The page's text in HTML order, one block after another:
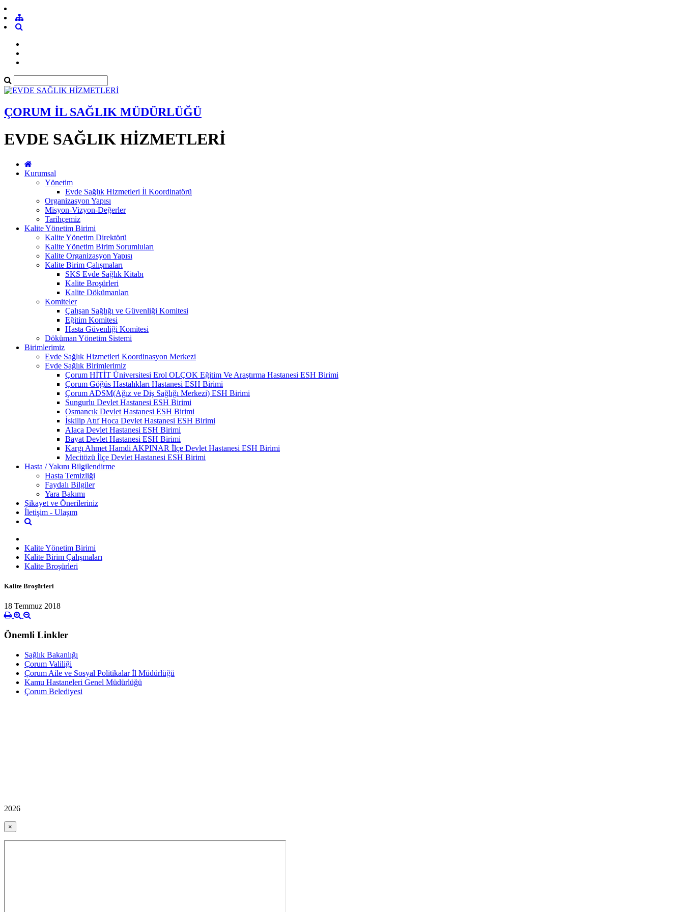
ÇORUM İL SAĞLIK MÜDÜRLÜĞÜ
EVDE SAĞLIK HİZMETLERİ
Kurumsal
Yönetim
Evde Sağlık Hizmetleri İl Koordinatörü
Organizasyon Yapısı
Misyon-Vizyon-Değerler
Tarihçemiz
Kalite Yönetim Birimi
Kalite Yönetim Direktörü
Kalite Yönetim Birim Sorumluları
Kalite Organizasyon Yapısı
Kalite Birim Çalışmaları
SKS Evde Sağlık Kitabı
Kalite Broşürleri
Kalite Dökümanları
Komiteler
Çalışan Sağlığı ve Güvenliği Komitesi
Eğitim Komitesi
Hasta Güvenliği Komitesi
Döküman Yönetim Sistemi
Birimlerimiz
Evde Sağlık Hizmetleri Koordinasyon Merkezi
Evde Sağlık Birimlerimiz
Çorum HİTİT Üniversitesi Erol OLÇOK Eğitim Ve Araştırma Hastanesi ESH Birimi
Çorum Göğüs Hastalıkları Hastanesi ESH Birimi
Çorum ADSM(Ağız ve Diş Sağlığı Merkezi) ESH Birimi
Sungurlu Devlet Hastanesi ESH Birimi
Osmancık Devlet Hastanesi ESH Birimi
İskilip Atıf Hoca Devlet Hastanesi ESH Birimi
Alaca Devlet Hastanesi ESH Birimi
Bayat Devlet Hastanesi ESH Birimi
Kargı Ahmet Hamdi AKPINAR İlçe Devlet Hastanesi ESH Birimi
Mecitözü İlçe Devlet Hastanesi ESH Birimi
Hasta / Yakını Bilgilendirme
Hasta Temizliği
Faydalı Bilgiler
Yara Bakımı
Şikayet ve Önerileriniz
İletişim - Ulaşım
Kalite Yönetim Birimi
Kalite Birim Çalışmaları
Kalite Broşürleri
Kalite Broşürleri
18 Temmuz 2018
Önemli Linkler
Sağlık Bakanlığı
Çorum Valiliği
Çorum Aile ve Sosyal Politikalar İl Müdürlüğü
Kamu Hastaneleri Genel Müdürlüğü
Çorum Belediyesi
2026
×